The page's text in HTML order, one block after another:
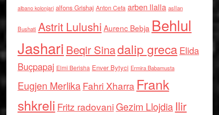
albano kolonjari alfons Grishaj Anton Cefa arben llalla asllan
Bushati Astrit Lulushi Aurenc Bebja Behlul
Jashari Beqir Sinadalip grecaElida
Buçpapaj Elmi Berisha Enver Bytyci Ermira Babamusta
Eugjen MerlikaFahri Xharra Frank
shkreli Fritz radovaniGezim Llojdia Ilir